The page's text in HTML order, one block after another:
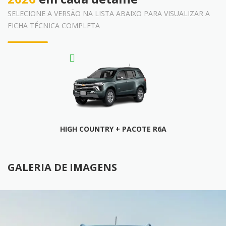
SELECIONE A VERSÃO NA LISTA ABAIXO PARA VISUALIZAR A
FICHA TÉCNICA COMPLETA
HIGH COUNTRY + PACOTE R6A
GALERIA DE IMAGENS